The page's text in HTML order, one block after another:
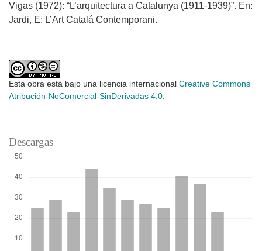
Vigas (1972): “L’arquitectura a Catalunya (1911-1939)”. En:
Jardi, E: L’Art Catalá Contemporani.
Esta obra está bajo una licencia internacional Creative Commons
Atribución-NoComercial-SinDerivadas 4.0.
Descargas